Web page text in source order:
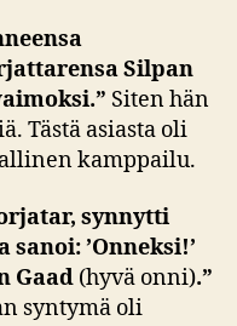
Silpan
Siten hän
Tästä asiasta oli
kamppailu.
synnytti
’Onneksi!’
Gaad (hyvä onni).”
syntymä oli